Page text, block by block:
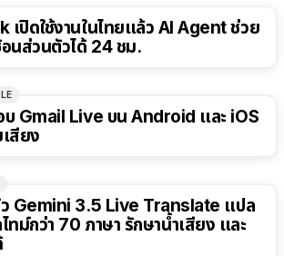
เปิดใช้งานในไทยแล้ว AI Agent ช่วย
นส่วนตัวได้ 24 ชม.
Gmail Live บน Android และ iOS
สียง
Gemini 3.5 Live Translate แปล
ทม์กว่า 70 ภาษา รักษาน้ำเสียง และ